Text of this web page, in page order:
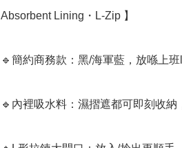
Absorbent Lining・L‑Zip 】﻿
🔹簡約商務款：黑/海軍藍，放喺上
🔹內裡吸水料：濕摺遮都可即刻收納